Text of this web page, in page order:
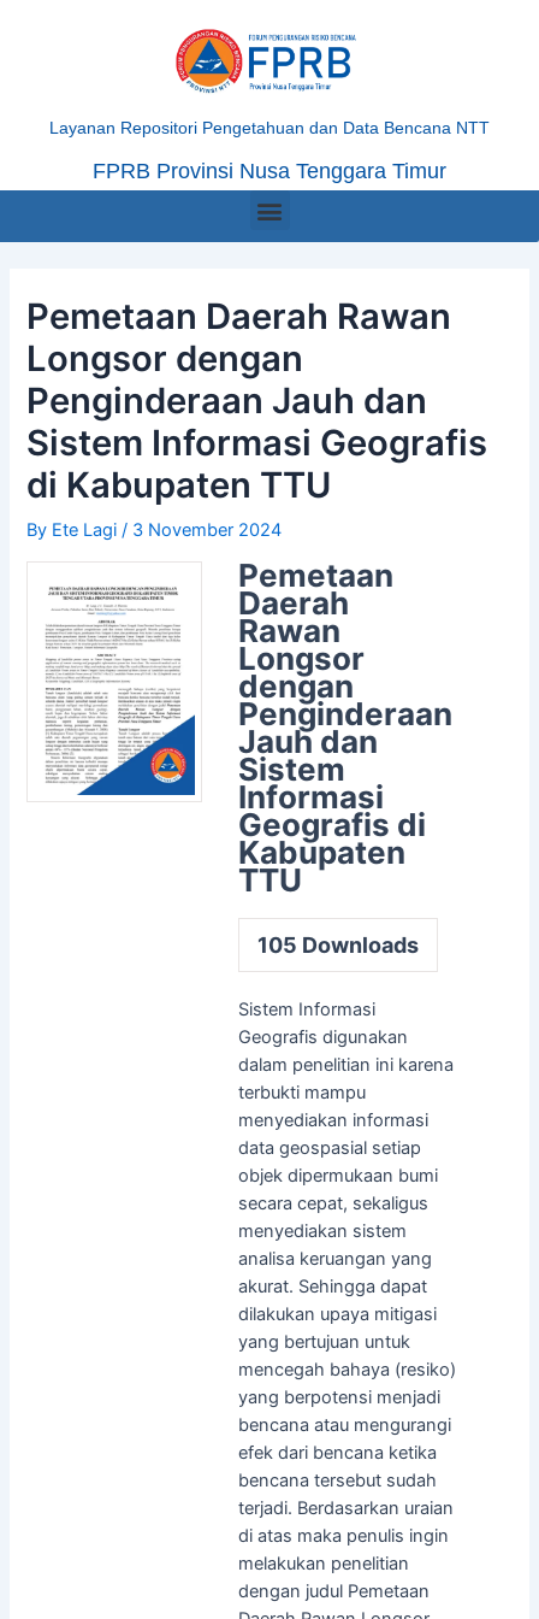
Layanan Repositori Pengetahuan dan Data Bencana NTT
FPRB Provinsi Nusa Tenggara Timur
Menu
Pemetaan Daerah Rawan
Longsor dengan
Penginderaan Jauh dan
Sistem Informasi Geografis
di Kabupaten TTU
By Ete Lagi/ 3 November 2024
Pemetaan
Daerah
Rawan
Longsor
dengan
Penginderaan
Jauh dan
Sistem
Informasi
Geografis di
Kabupaten
TTU
105 Downloads
Sistem Informasi
Geografis digunakan
dalam penelitian ini karena
terbukti mampu
menyediakan informasi
data geospasial setiap
objek dipermukaan bumi
secara cepat, sekaligus
menyediakan sistem
analisa keruangan yang
akurat. Sehingga dapat
dilakukan upaya mitigasi
yang bertujuan untuk
mencegah bahaya (resiko)
yang berpotensi menjadi
bencana atau mengurangi
efek dari bencana ketika
bencana tersebut sudah
terjadi. Berdasarkan uraian
di atas maka penulis ingin
melakukan penelitian
dengan judul Pemetaan